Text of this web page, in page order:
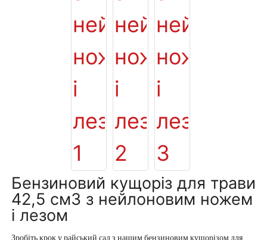
Бензиновий кущоріз для трави
42,5 см3 з нейлоновим ножем
і лезом
Зробіть крок у райський сад з нашим бензиновим кущорізом для